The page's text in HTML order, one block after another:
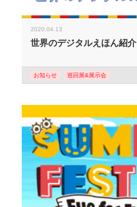
2020.04.13
世界のデジタルえほん紹介
お知らせ 巡回展&展示会